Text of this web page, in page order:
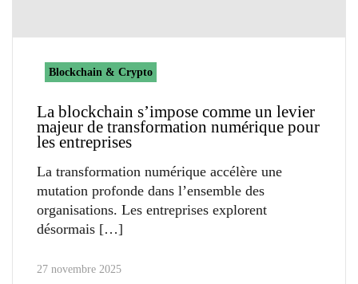
Blockchain & Crypto
La blockchain s’impose comme un levier
majeur de transformation numérique pour
les entreprises
La transformation numérique accélère une
mutation profonde dans l’ensemble des
organisations. Les entreprises explorent
désormais
27 novembre 2025